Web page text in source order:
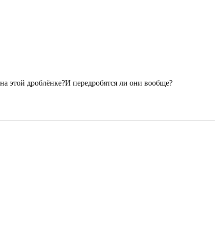
этой дроблёнке?И передробятся ли они вообще?